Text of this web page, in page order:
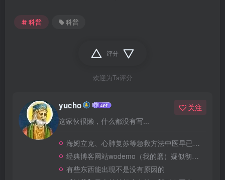
科普 科普
评分
欢迎为Ta评分
yucho
这家伙很懒，什么都没有写...
关注
海姆立克、心肺复苏等急救方法中医早已有之？AI的胡编罢了
经典博客网站wodemo（我的磨）疑似彻底GG
有些东西能出现不是没有原因的